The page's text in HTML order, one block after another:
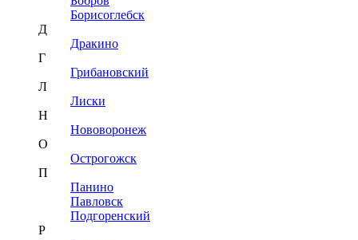
Борисоглебск
Д
Дракино
Г
Грибановский
Л
Лиски
Н
Нововоронеж
О
Острогожск
П
Панино
Павловск
Подгоренский
Р